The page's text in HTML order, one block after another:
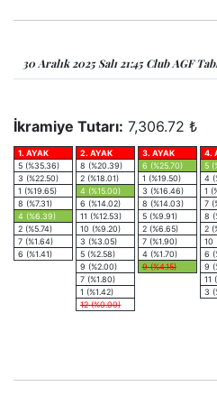
30 Aralık 2025 Salı 21:45 Club AGF
İkramiye Tutarı: 7,306.72 ₺
1. AYAK
5 (%35.36)
3 (%22.50)
1 (%19.65)
8 (%7.31)
4 (%6.39)
2 (%5.74)
7 (%1.64)
6 (%1.41)
2. AYAK
8 (%20.39)
2 (%18.01)
4 (%15.00)
6 (%14.02)
11 (%12.53)
10 (%9.20)
3 (%3.05)
5 (%2.58)
9 (%2.00)
7 (%1.80)
1 (%1.42)
12 (%0.00)
3. AYAK
6 (%25.70)
1 (%19.50)
3 (%16.46)
8 (%14.03)
5 (%9.91)
2 (%6.65)
7 (%1.90)
4 (%1.70)
9 (%4.15)
4.
5
4
1
7
8
2
10
6
9
11
3